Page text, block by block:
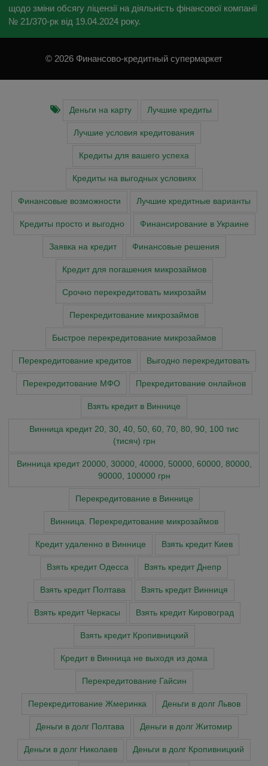
щодо зміни обсягу ліцензії на діяльність фінансової компанії
№ 21/370-рк від 19.04.2024 року.
© 2026 Финансово-кредитный супермаркет
Деньги на карту Лучшие кредиты
Лучшие условия кредитования
Кредиты для вашего успеха
Кредиты на выгодных условиях
Финансовые возможности Лучшие кредитные варианты
Кредиты просто и выгодно Финансирование в Украине
Заявка на кредит Финансовые решения
Кредит для погашения микрозаймов
Срочно перекредитовать микрозайм
Перекредитование микрозаймов
Быстрое перекредитование микрозаймов
Перекредитование кредитов Выгодно перекредитовать
Перекредитование МФО Прекредитование онлайнов
Взять кредит в Виннице
Винница кредит 20, 30, 40, 50, 60, 70, 80, 90, 100 тис
(тисяч) грн
Винница кредит 20000, 30000, 40000, 50000, 60000, 80000,
90000, 100000 грн
Перекредитование в Виннице
Винница. Перекредитование микрозаймов
Кредит удаленно в Виннице Взять кредит Киев
Взять кредит Одесса Взять кредит Днепр
Взять кредит Полтава Взять кредит Винниця
Взять кредит Черкасы Взять кредит Кировоград
Взять кредит Кропивницкий
Кредит в Винница не выходя из дома
Перекредитование Гайсин
Перекредитование Жмеринка Деньги в долг Львов
Деньги в долг Полтава Деньги в долг Житомир
Деньги в долг Николаев Деньги в долг Кропивницкий